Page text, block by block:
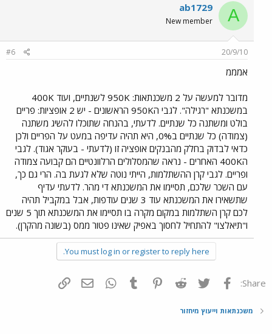
A
ab1729
New member
20/9/10
#6
אמממ
מדובר למעשה על 2 משכנתאות: 950K לשנתיים, ועוד 400K
במשכנתא "רגילה". לגבי ה950K הראשונים - יש 2 אופציות: פריים
בולט ומשתנה כל שנתיים. לדעתי, בהנחה שתוכלו להשיג משתנה
(צמודה) כל שנתיים ב0%, היא תהיה עדיפה במעט על הפריים ולכן
כדאי לבדוק בחלק מהבנקים אופציה זו (לדעתי - בעוקר אגוד). לגבי
ה400K האחרים - נראה שהמסלולים הרלוונטיים הם קבועה צמודה
ופריים. לגבי קרן ההשתלמות, הייתי נוטה שלא לגעת בה. הרי גם כך,
עם השכר שלכם, תסיימו את המשכנתא די מהר. לדעתי עדיף
שתשאירו את המשכנתא עוד 3 שנים עודפות, אבל במקביל תהיה
לכם קרן השתלמות במקום מקרה בו תסיימו את המשכנתא תוך 5 שנים
ו"תיאלצו" להתחיל לחסוך באפיק שאינו פטור ממס (בשונה מהקרן).
You must log in or register to reply here.
Share: פייסבוק Twitter
Reddit
Pinterest
Tumblr
WhatsAppדואר אלקטרוני
משכנתאות וייעוץ מיחזור